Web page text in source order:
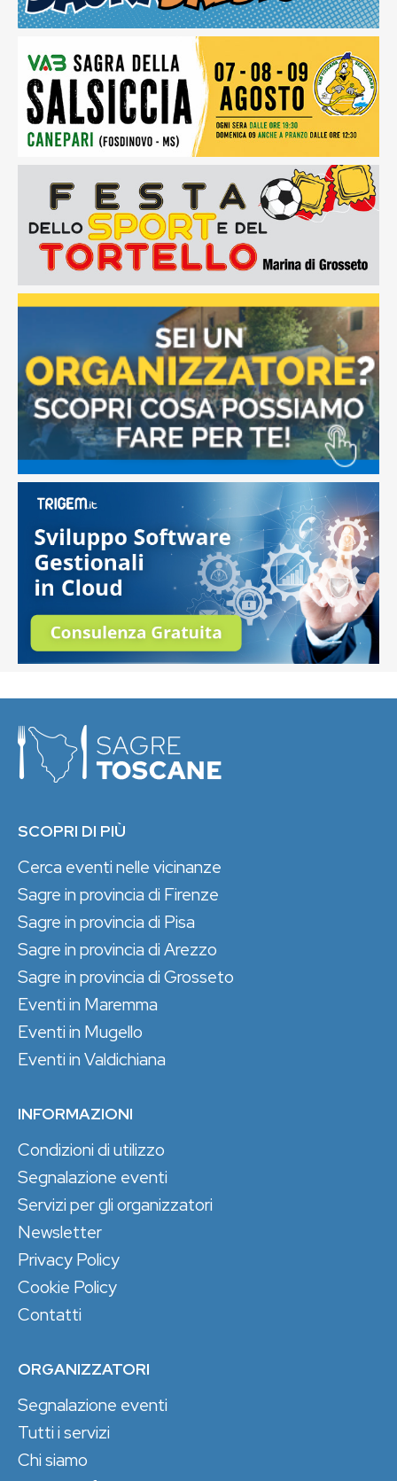
SCOPRI DI PIÙ
Cerca eventi nelle vicinanze
Sagre in provincia di Firenze
Sagre in provincia di Pisa
Sagre in provincia di Arezzo
Sagre in provincia di Grosseto
Eventi in Maremma
Eventi in Mugello
Eventi in Valdichiana
INFORMAZIONI
Condizioni di utilizzo
Segnalazione eventi
Servizi per gli organizzatori
Newsletter
Privacy Policy
Cookie Policy
Contatti
ORGANIZZATORI
Segnalazione eventi
Tutti i servizi
Chi siamo